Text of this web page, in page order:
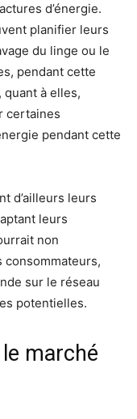
d’énergie.
planifier leurs
du linge ou le
pendant cette
à elles,
certaines
pendant cette
d’ailleurs leurs
leurs
non
sur le réseau
potentielles.
marché